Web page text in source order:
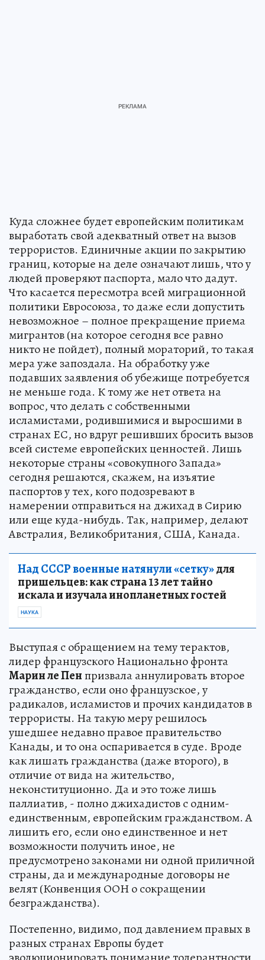
Куда сложнее будет европейским политикам
выработать свой адекватный ответ на вызов
террористов. Единичные акции по закрытию
границ, которые на деле означают лишь, что у
людей проверяют паспорта, мало что дадут.
Что касается пересмотра всей миграционной
политики Евросоюза, то даже если допустить
невозможное – полное прекращение приема
мигрантов (на которое сегодня все равно
никто не пойдет), полный мораторий, то такая
мера уже запоздала. На обработку уже
подавших заявления об убежище потребуется
не меньше года. К тому же нет ответа на
вопрос, что делать с собственными
исламистами, родившимися и выросшими в
странах ЕС, но вдруг решивших бросить вызов
всей системе европейских ценностей. Лишь
некоторые страны «совокупного Запада»
сегодня решаются, скажем, на изъятие
паспортов у тех, кого подозревают в
намерении отправиться на джихад в Сирию
или еще куда-нибудь. Так, например, делают
Австралия, Великобритания, США, Канада.
Над СССР военные натянули «сетку»для
пришельцев: как страна 13 лет тайно
искала и изучала инопланетных гостей
НАУКА
Выступая с обращением на тему терактов,
лидер французского Национально фронта
Марин ле Пенпризвала аннулировать второе
гражданство, если оно французское, у
радикалов, исламистов и прочих кандидатов в
террористы. На такую меру решилось
ушедшее недавно правое правительство
Канады, и то она оспаривается в суде. Вроде
как лишать гражданства (даже второго), в
отличие от вида на жительство,
неконституционно. Да и это тоже лишь
паллиатив, - полно джихадистов с одним-
единственным, европейским гражданством. А
лишить его, если оно единственное и нет
возможности получить иное, не
предусмотрено законами ни одной приличной
страны, да и международные договоры не
велят (Конвенция ООН о сокращении
безгражданства).
Постепенно, видимо, под давлением правых в
разных странах Европы будет